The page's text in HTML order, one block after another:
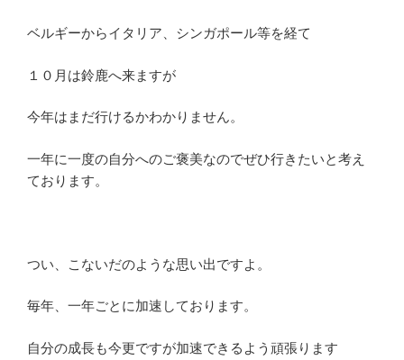
ベルギーからイタリア、シンガポール等を経て
１０月は鈴鹿へ来ますが
今年はまだ行けるかわかりません。
一年に一度の自分へのご褒美なのでぜひ行きたいと考え
ております。
つい、こないだのような思い出ですよ。
毎年、一年ごとに加速しております。
自分の成長も今更ですが加速できるよう頑張ります